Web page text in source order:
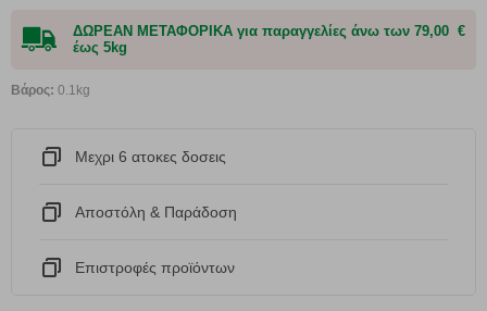
ΔΩΡΕΑΝ ΜΕΤΑΦΟΡΙΚΑ για παραγγελίες άνω των 79,00 €
έως 5kg
Βάρος: 0.1kg
Μεχρι 6 ατοκες δοσεις
Αποστόλη & Παράδοση
Eπιστροφές προϊόντων